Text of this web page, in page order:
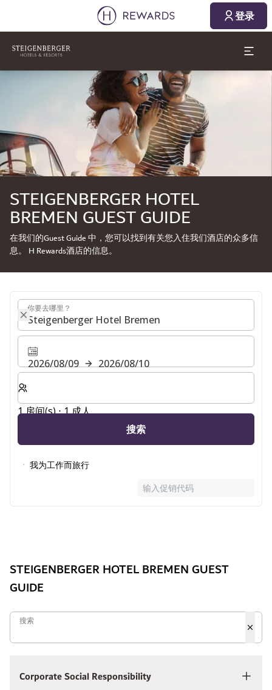
登录
幻灯片1 of1
STEIGENBERGER HOTEL
BREMEN GUEST GUIDE
在我们的Guest Guide 中，您可以找到有关您入住我们酒店的众多信
息。 H Rewards酒店的信息。
2026/08/10
你要去哪里？
你要去哪里？
2026/08/09
2026/08/10
选择房间数和入住人数
1 房间(s) ⋅ 1 成人
搜索
我为工作而旅行
输入促销代码
STEIGENBERGER HOTEL BREMEN GUEST
GUIDE
搜索
搜索
Corporate Social Responsibility